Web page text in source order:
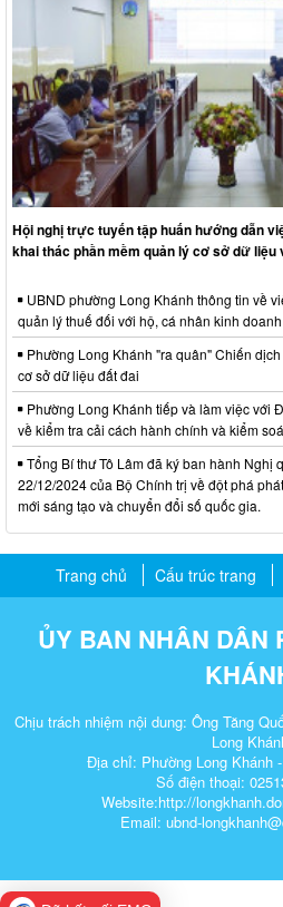
Hội nghị trực tuyến tập huấn hướng dẫn
khai thác phần mềm quản lý cơ sở dữ
UBND phường Long Khánh thông tin về
quản lý thuế đối với hộ, cá nhân kinh doanh
Phường Long Khánh "ra quân" Chiến
cơ sở dữ liệu đất đai
Phường Long Khánh tiếp và làm việc với
về kiểm tra cải cách hành chính và kiểm
Tổng Bí thư Tô Lâm đã ký ban hành Nghị
22/12/2024 của Bộ Chính trị về đột phá
mới sáng tạo và chuyển đổi số quốc gia.
Trang chủ Cấu trúc trang
ỦY BAN NHÂN DÂN
Chịu trách nhiệm nội dung: Ông Tăng
Long
Địa chỉ: Phường Long Khánh
Số điện thoại:
Website:http://
Email: ubnd-